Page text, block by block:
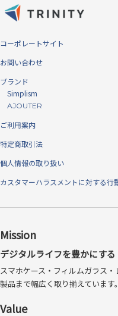
気泡ゼロの「バ
貼り付け時に気泡が入ってし
※「バブルレスフィルム」および「
コーポレートサイト
お問い合わせ
ブランド
Simplism
AJOUTER
ご利用案内
特定商取引法
個人情報の取り扱い
カスタマーハラスメントに対する行
Mission
デジタルライフを豊かにする
スマホケース・フィルムガラス
製品まで幅広く取り揃えています。
Value